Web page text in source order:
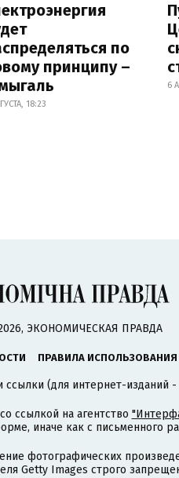
по
принципу –
18:23
6
ЭКОНОМИЧЕСКАЯ ПРАВДА
ПРАВИЛА
(для интернет-изданий
ссылкой на агентство
иначе как с письменного
фотографических
Getty Images строго